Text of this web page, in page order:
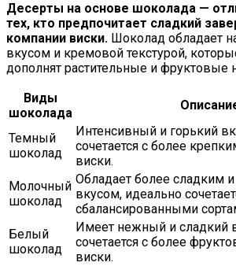
Десерты на основе шоколада —
тех, кто предпочитает сладкий
компании виски. Шоколад обладает
вкусом и кремовой текстурой,
дополнят растительные и фруктовые
Виды
шоколада
Темный
шоколад
Интенсивный и горький
сочетается с более
виски.
Молочный
шоколад
Обладает более сладким
вкусом, идеально
сбалансированными
Белый
шоколад
Имеет нежный и сладкий
сочетается с более
виски.